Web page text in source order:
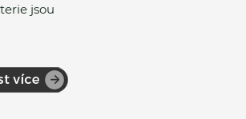
jsou